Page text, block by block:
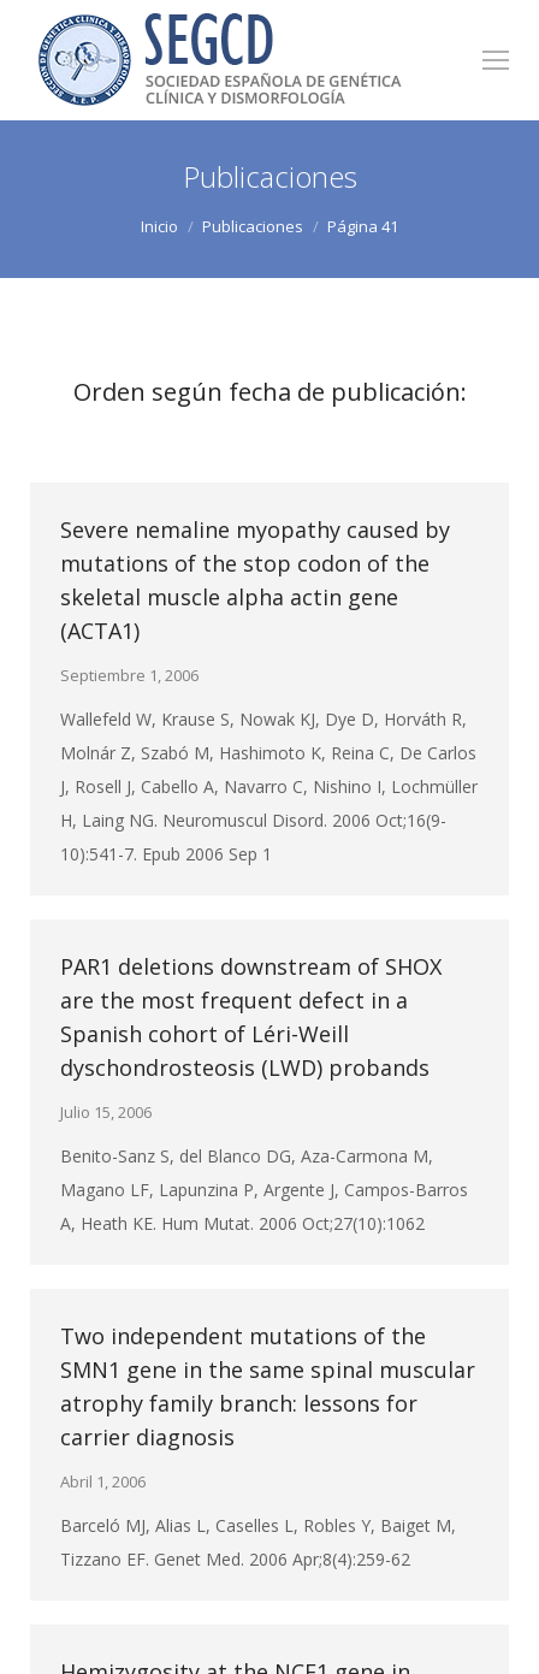
Publicaciones
Inicio Publicaciones Página 41
Orden según fecha de publicación:
Severe nemaline myopathy caused by
mutations of the stop codon of the
skeletal muscle alpha actin gene
(ACTA1)
Septiembre 1, 2006
Wallefeld W, Krause S, Nowak KJ, Dye D, Horváth R,
Molnár Z, Szabó M, Hashimoto K, Reina C, De Carlos
J, Rosell J, Cabello A, Navarro C, Nishino I, Lochmüller
H, Laing NG. Neuromuscul Disord. 2006 Oct;16(9-
10):541-7. Epub 2006 Sep 1
PAR1 deletions downstream of SHOX
are the most frequent defect in a
Spanish cohort of Léri-Weill
dyschondrosteosis (LWD) probands
Julio 15, 2006
Benito-Sanz S, del Blanco DG, Aza-Carmona M,
Magano LF, Lapunzina P, Argente J, Campos-Barros
A, Heath KE. Hum Mutat. 2006 Oct;27(10):1062
Two independent mutations of the
SMN1 gene in the same spinal muscular
atrophy family branch: lessons for
carrier diagnosis
Abril 1, 2006
Barceló MJ, Alias L, Caselles L, Robles Y, Baiget M,
Tizzano EF. Genet Med. 2006 Apr;8(4):259-62